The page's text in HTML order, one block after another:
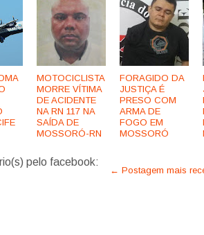
MOTOCICLISTA
MORRE VÍTIMA
DE ACIDENTE
NA RN 117 NA
SAÍDA DE
MOSSORÓ-RN
FORAGIDO DA
JUSTIÇA É
PRESO COM
ARMA DE
FOGO EM
MOSSORÓ
pelo facebook:
← Postagem mais